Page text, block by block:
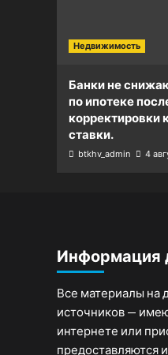
Недвижимость
Банки не
по ипотеке
корректировки
ставки.
btkhv_admin 4
Информация
Все материалы на
источников —
интернете или
предоставляются